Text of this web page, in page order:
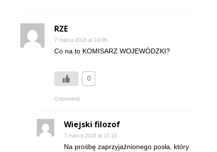
RZE
7 marca 2018 at 14:09
Co na to KOMISARZ WOJEWÓDZKI?
0
Odpowiedz
Wiejski filozof
7 marca 2018 at 15:15
Na prośbę zaprzyjaźnionego posła, który